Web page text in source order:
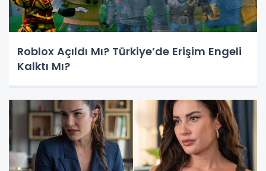
Roblox Açıldı Mı? Türkiye’de Erişim Engeli
Kalktı Mı?